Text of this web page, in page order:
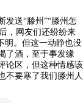
送“滕州”“滕州怎
，网友们还纷纷来
明。但这一动静也没
了酒，至于事发缘
论区，但这种情感该
不要寒了我们滕州人